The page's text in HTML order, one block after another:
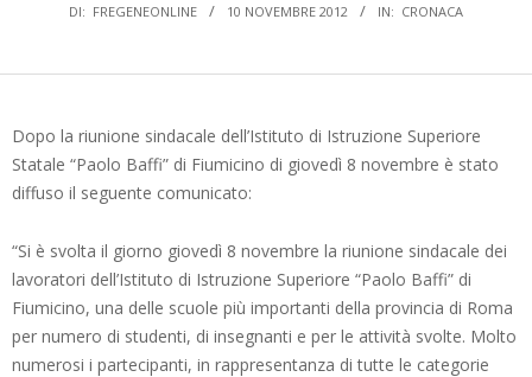
DI: FREGENEONLINE 10 NOVEMBRE 2012 IN: CRONACA
Dopo la riunione sindacale dell’Istituto di Istruzione Superiore
Statale “Paolo Baffi” di Fiumicino di giovedì 8 novembre è stato
diffuso il seguente comunicato:
“Si è svolta il giorno giovedì 8 novembre la riunione sindacale dei
lavoratori dell’Istituto di Istruzione Superiore “Paolo Baffi” di
Fiumicino, una delle scuole più importanti della provincia di Roma
per numero di studenti, di insegnanti e per le attività svolte. Molto
numerosi i partecipanti, in rappresentanza di tutte le categorie